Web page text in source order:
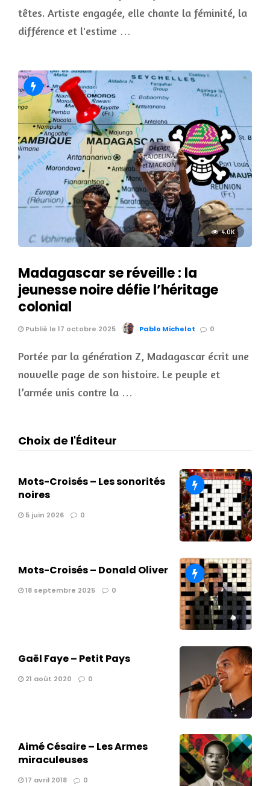
têtes. Artiste engagée, elle chante la féminité, la
différence et l'estime …
4.0K
Madagascar se réveille : la
jeunesse noire défie l’héritage
colonial
Publié le 17 octobre 2025 Pablo Michelot 0
Portée par la génération Z, Madagascar écrit une
nouvelle page de son histoire. Le peuple et
l’armée unis contre la …
Choix de l'Éditeur
Mots-Croisés – Les sonorités
noires
5 juin 2026 0
Mots-Croisés – Donald Oliver
18 septembre 2025 0
Gaël Faye – Petit Pays
21 août 2020 0
Aimé Césaire – Les Armes
miraculeuses
17 avril 2018 0